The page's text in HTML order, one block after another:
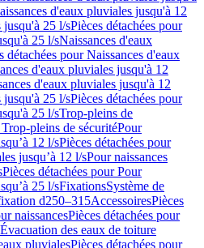
d'eaux pluviales jusqu'à 12
jusqu'à 25 l/sPièces détachées pour
25 l/sNaissances d'eaux
détachées pour Naissances d'eaux
d'eaux pluviales jusqu'à 12
d'eaux pluviales jusqu'à 12
jusqu'à 25 l/sPièces détachées pour
25 l/sTrop-pleins de
pleins de sécuritéPour
12 l/sPièces détachées pour
jusqu’à 12 l/sPour naissances
Pièces détachées pour Pour
25 l/sFixationsSystème de
d250–315AccessoiresPièces
naissancesPièces détachées pour
Évacuation des eaux de toiture
pluvialesPièces détachées pour